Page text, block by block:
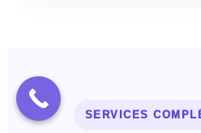
SERVICES